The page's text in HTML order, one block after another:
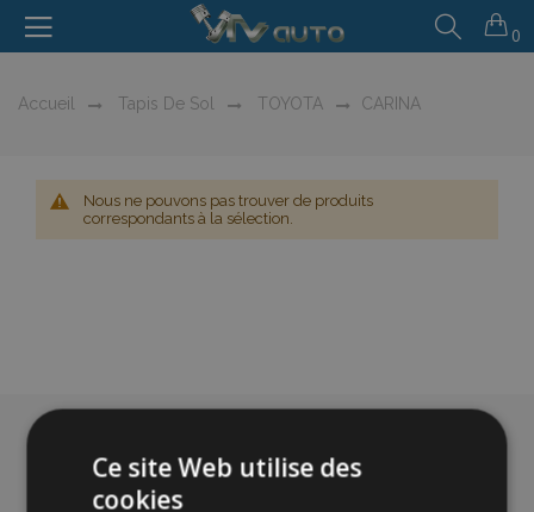
0
Accueil Tapis De Sol TOYOTA CARINA
Nous ne pouvons pas trouver de produits
correspondants à la sélection.
Ce site Web utilise des
cookies